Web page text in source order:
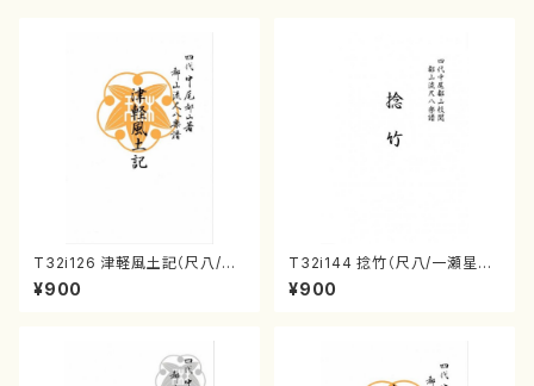
T32i126 津軽風土記（尺八/野
村峰山/尺八/都山式譜）都山流
公刊楽譜曲番:575
¥900
T32i144 捻竹（尺八/一瀬星山/
尺八/都山式譜）都山流公刊楽譜
曲番:593
¥900